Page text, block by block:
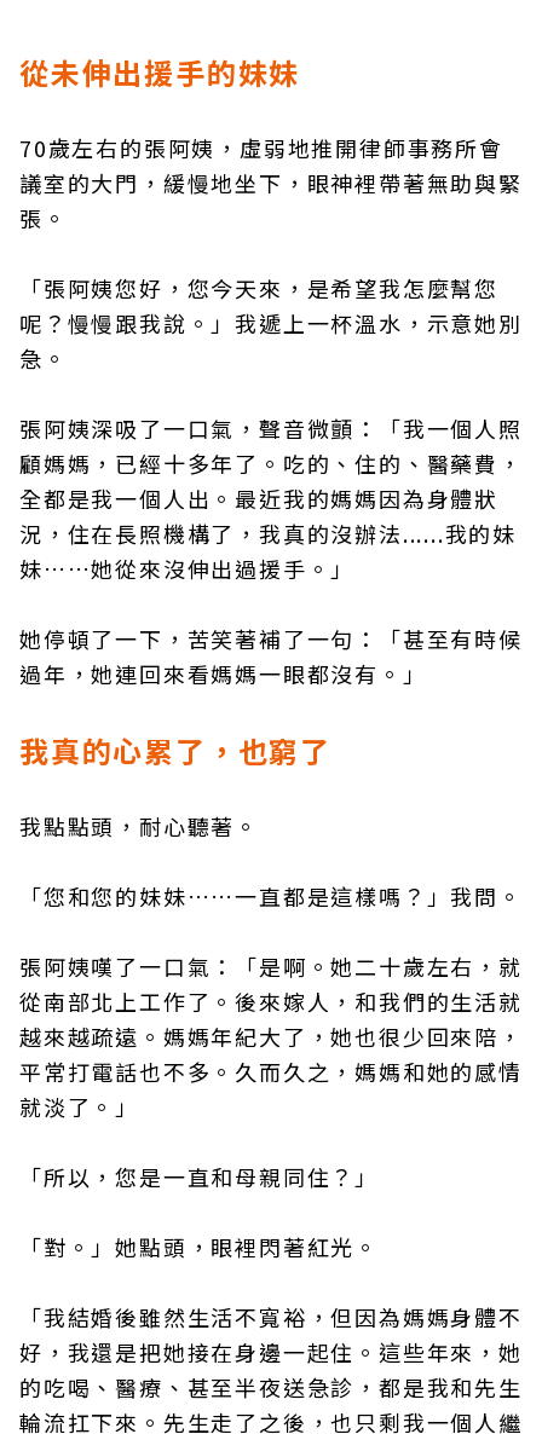
從未伸出援手的妹妹
70歲左右的張阿姨，虛弱地推開律師事務所會
議室的大門，緩慢地坐下，眼神裡帶著無助與緊
張。
「張阿姨您好，您今天來，是希望我怎麼幫您
呢？慢慢跟我說。」我遞上一杯溫水，示意她別
急。
張阿姨深吸了一口氣，聲音微顫：「我一個人照
顧媽媽，已經十多年了。吃的、住的、醫藥費，
全都是我一個人出。最近我的媽媽因為身體狀
況，住在長照機構了，我真的沒辦法......我的妹
妹……她從來沒伸出過援手。」
她停頓了一下，苦笑著補了一句：「甚至有時候
過年，她連回來看媽媽一眼都沒有。」
我真的心累了，也窮了
我點點頭，耐心聽著。
「您和您的妹妹……一直都是這樣嗎？」我問。
張阿姨嘆了一口氣：「是啊。她二十歲左右，就
從南部北上工作了。後來嫁人，和我們的生活就
越來越疏遠。媽媽年紀大了，她也很少回來陪，
平常打電話也不多。久而久之，媽媽和她的感情
就淡了。」
「所以，您是一直和母親同住？」
「對。」她點頭，眼裡閃著紅光。
「我結婚後雖然生活不寬裕，但因為媽媽身體不
好，我還是把她接在身邊一起住。這些年來，她
的吃喝、醫療、甚至半夜送急診，都是我和先生
輪流扛下來。先生走了之後，也只剩我一個人繼